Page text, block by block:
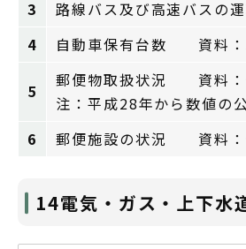
3
路線バス及び高速バス
4
自動車保有台数 資料：
5
郵便物取扱状況 資料：
注：平成28年から数値の
6
郵便施設の状況 資料：
14電気・ガス・上下水